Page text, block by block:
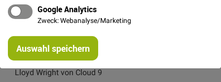
Google Analytics
Zweck: Webanalyse/Marketing
Auswahl speichern
Wunderschöne Muster im Modern Retro Stil von Frank
Lloyd Wright von Cloud 9